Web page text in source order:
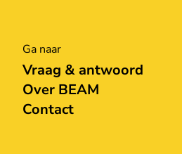
Ga naar
Vraag & antwoord
Over BEAM
Contact